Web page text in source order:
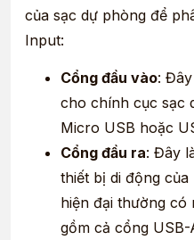
của sạc dự phòng để
Input:
Cổng đầu vào:
cho chính cục sạc
Micro USB hoặc
Cổng đầu ra: Đây
thiết bị di động
hiện đại thường có
gồm cả cổng